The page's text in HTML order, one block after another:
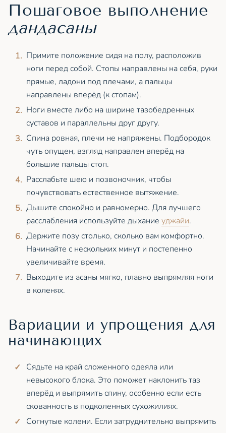
Пошаговое выполнение
дандасаны
Примите положение сидя на полу, расположив
ноги перед собой. Стопы направлены на себя, руки
прямые, ладони под плечами, а пальцы
направлены вперёд (к стопам).
Ноги вместе либо на ширине тазобедренных
суставов и параллельны друг другу.
Спина ровная, плечи не напряжены. Подбородок
чуть опущен, взгляд направлен вперёд на
большие пальцы стоп.
Расслабьте шею и позвоночник, чтобы
почувствовать естественное вытяжение.
Дышите спокойно и равномерно. Для лучшего
расслабления используйте дыхание уджайи.
Держите позу столько, сколько вам комфортно.
Начинайте с нескольких минут и постепенно
увеличивайте время.
Выходите из асаны мягко, плавно выпрямляя ноги
в коленях.
Вариации и упрощения для
начинающих
Сядьте на край сложенного одеяла или
невысокого блока. Это поможет наклонить таз
вперёд и выпрямить спину, особенно если есть
скованность в подколенных сухожилиях.
Согнутые колени. Если затруднительно выпрямить